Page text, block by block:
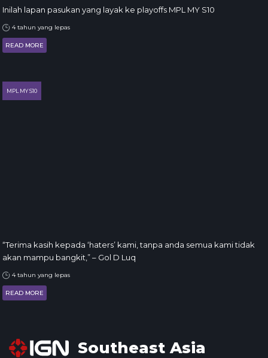
Inilah lapan pasukan yang layak ke playoffs MPL MY S10
4 tahun yang lepas
READ MORE
MPL MY S10
“Terima kasih kepada ‘haters’ kami, tanpa anda semua kami tidak
akan mampu bangkit,” – Gol D Luq
4 tahun yang lepas
READ MORE
Southeast Asia